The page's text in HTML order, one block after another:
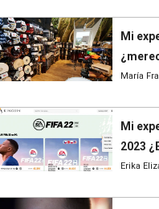
Mi
María
Mi
2023
Erika